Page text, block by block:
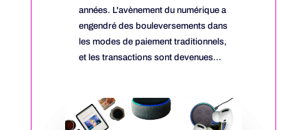
années. L'avènement du numérique a
engendré des bouleversements dans
les modes de paiement traditionnels,
et les transactions sont devenues...